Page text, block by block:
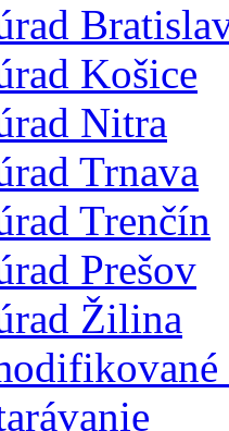
Košice
Nitra
Trnava
Trenčín
Prešov
Žilina